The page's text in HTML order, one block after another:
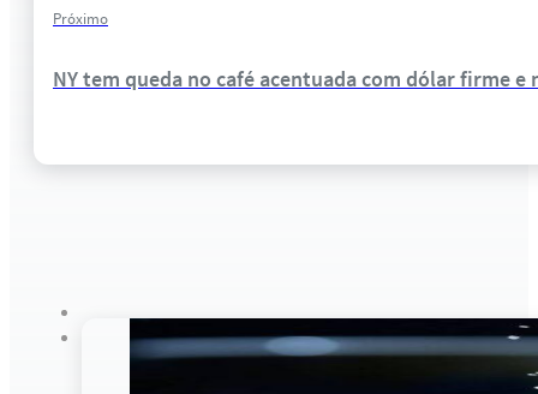
Próximo
NY tem queda no café acentuada com dólar firme